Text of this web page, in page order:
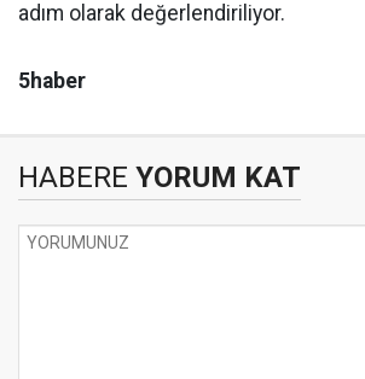
adım olarak değerlendiriliyor.
5haber
HABERE YORUM KAT